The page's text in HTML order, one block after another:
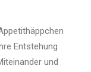
Entstehung
und